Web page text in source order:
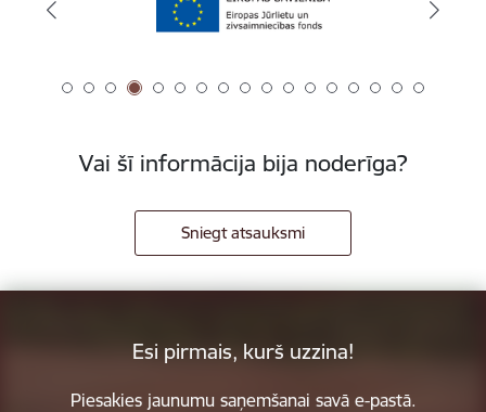
Vai šī informācija bija noderīga?
Sniegt atsauksmi
Esi pirmais, kurš uzzina!
Piesakies jaunumu saņemšanai savā e-pastā.